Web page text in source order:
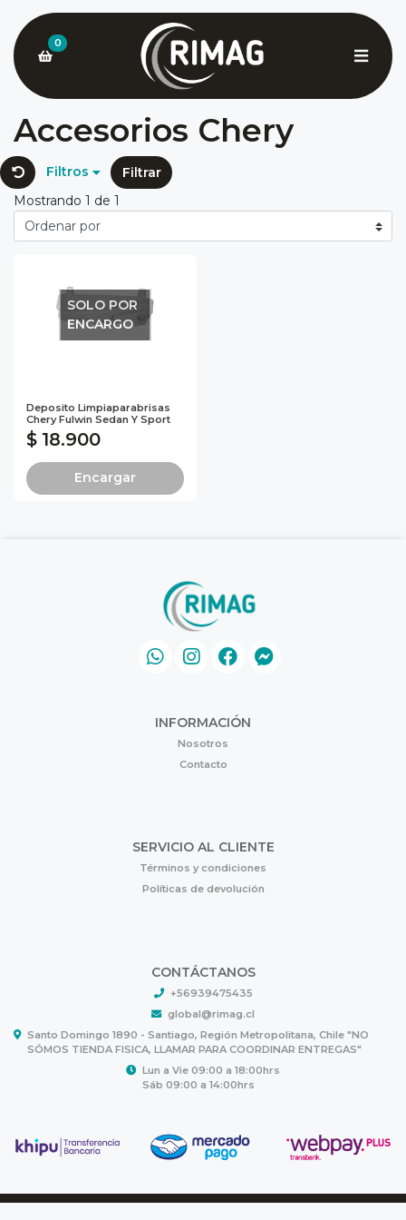
0
Accesorios Chery
Filtros
Filtrar
Mostrando 1 de 1
SOLO POR
ENCARGO
Deposito Limpiaparabrisas
Chery Fulwin Sedan Y Sport
$ 18.900
Encargar
INFORMACIÓN
Nosotros
Contacto
SERVICIO AL CLIENTE
Términos y condiciones
Políticas de devolución
CONTÁCTANOS
+56939475435
global@rimag.cl
Santo Domingo 1890 - Santiago, Región Metropolitana, Chile "NO
SÓMOS TIENDA FISICA, LLAMAR PARA COORDINAR ENTREGAS"
Lun a Vie 09:00 a 18:00hrs
Sáb 09:00 a 14:00hrs